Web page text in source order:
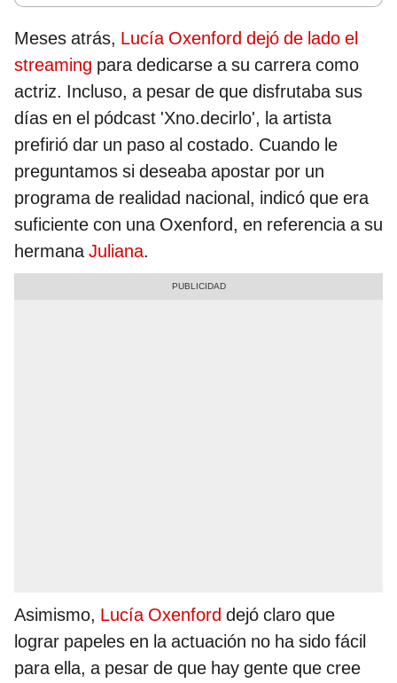
Meses atrás, Lucía Oxenford dejó de lado el
streaming para dedicarse a su carrera como
actriz. Incluso, a pesar de que disfrutaba sus
días en el pódcast 'Xno.decirlo', la artista
prefirió dar un paso al costado. Cuando le
preguntamos si deseaba apostar por un
programa de realidad nacional, indicó que era
suficiente con una Oxenford, en referencia a su
hermanaJuliana.
Asimismo, Lucía Oxenford dejó claro que
lograr papeles en la actuación no ha sido fácil
para ella, a pesar de que hay gente que cree